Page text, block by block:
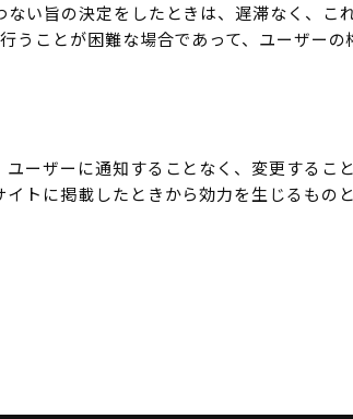
い旨の決定をしたときは、遅滞なく、こ
ことが困難な場合であって、ユーザー
ーザーに通知することなく、変更するこ
トに掲載したときから効力を生じるものと